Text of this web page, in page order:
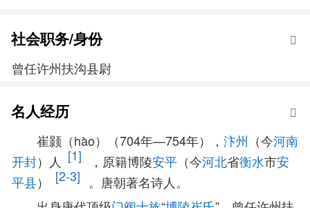
社会职务/身份
曾任许州扶沟县尉
名人经历
崔颢（hào）（704年—754年）， 汴州 （今河南
开封）人 [1] ，原籍博陵安平 （今河北省衡水市安
平县） [2-3] 。唐朝著名诗人。